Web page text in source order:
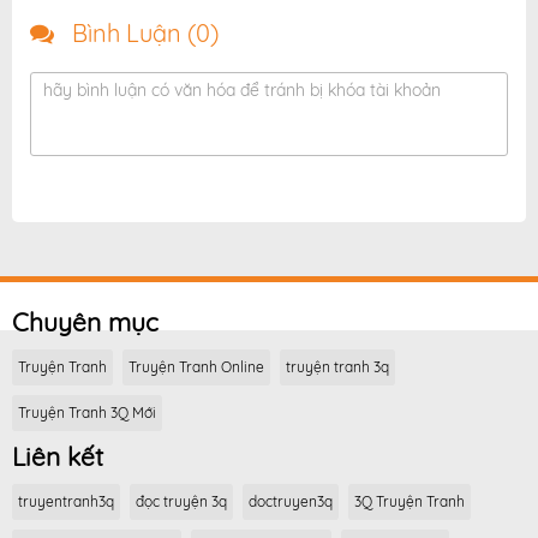
Bình Luận (0)
hãy bình luận có văn hóa để tránh bị khóa tài khoản
Chuyên mục
Truyện Tranh Truyện Tranh Online truyện tranh 3q
Truyện Tranh 3Q Mới
Liên kết
truyentranh3q đọc truyện 3q doctruyen3q 3Q Truyện Tranh